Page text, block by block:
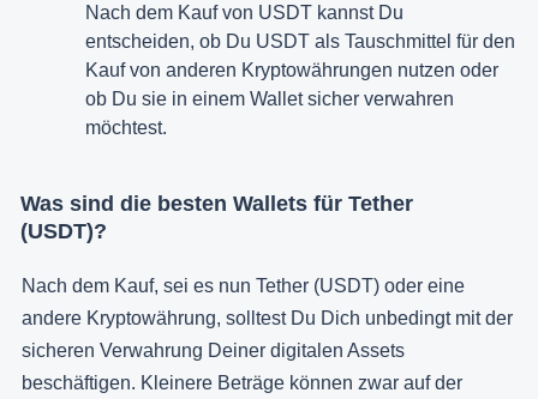
Nach dem Kauf von USDT kannst Du
entscheiden, ob Du USDT als Tauschmittel für den
Kauf von anderen Kryptowährungen nutzen oder
ob Du sie in einem Wallet sicher verwahren
möchtest.
Was sind die besten Wallets für Tether
(USDT)?
Nach dem Kauf, sei es nun Tether (USDT) oder eine
andere Kryptowährung, solltest Du Dich unbedingt mit der
sicheren Verwahrung Deiner digitalen Assets
beschäftigen. Kleinere Beträge können zwar auf der